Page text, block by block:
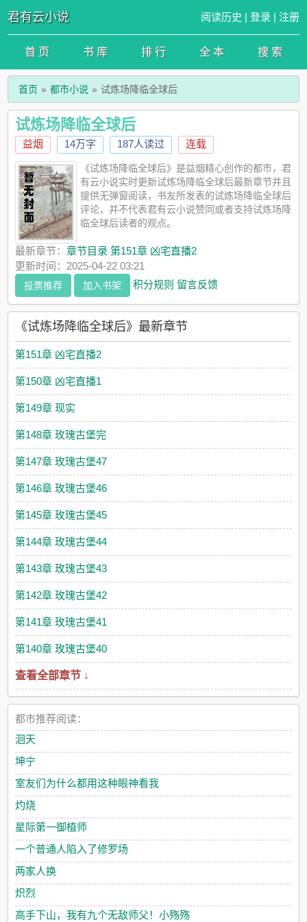
君有云小说 阅读历史 | 登录 | 注册
首 页 书 库 排 行 全 本 搜 索
首页 都市小说 试炼场降临全球后
试炼场降临全球后
益烟 14万字 187人读过 连载
《试炼场降临全球后》是益烟精心创作的都市，君
有云小说实时更新试炼场降临全球后最新章节并且
提供无弹窗阅读，书友所发表的试炼场降临全球后
评论，并不代表君有云小说赞同或者支持试炼场降
临全球后读者的观点。
最新章节：章节目录 第151章 凶宅直播2
更新时间：2025-04-22 03:21
投票推荐 加入书架 积分规则 留言反馈
《试炼场降临全球后》最新章节
第151章 凶宅直播2
第150章 凶宅直播1
第149章 现实
第148章 玫瑰古堡完
第147章 玫瑰古堡47
第146章 玫瑰古堡46
第145章 玫瑰古堡45
第144章 玫瑰古堡44
第143章 玫瑰古堡43
第142章 玫瑰古堡42
第141章 玫瑰古堡41
第140章 玫瑰古堡40
查看全部章节 ↓
都市推荐阅读：
洄天
坤宁
室友们为什么都用这种眼神看我
灼烧
星际第一御植师
一个普通人陷入了修罗场
两家人换
炽烈
高手下山，我有九个无敌师父！小殇殇